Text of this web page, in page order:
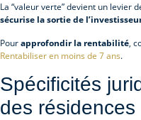
La “valeur verte” devient un levier
sécurise la sortie de
Pourapprofondir la rentabilité,
Rentabiliser en moins de 7 ans.
Spécificités
des résidences